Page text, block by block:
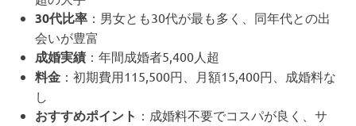
30代比率 ：男女とも30代が最も多く、同年代との出
会いが豊富
成婚実績 ：年間成婚者5,400人超
料金 ：初期費用115,500円、月額15,400円、成婚料な
し
おすすめポイント ：成婚料不要でコスパが良く、サ